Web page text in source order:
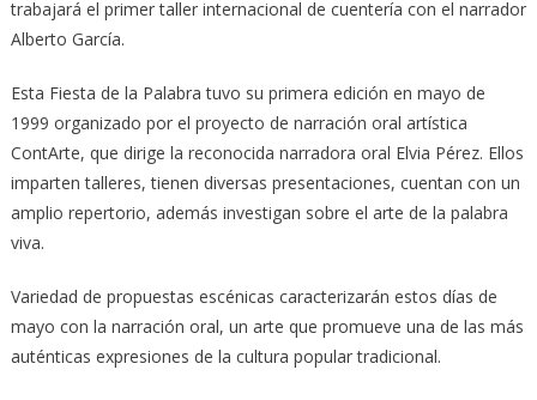
trabajará el primer taller internacional de cuentería con el narrador
Alberto García.
Esta Fiesta de la Palabra tuvo su primera edición en mayo de
1999 organizado por el proyecto de narración oral artística
ContArte, que dirige la reconocida narradora oral Elvia Pérez. Ellos
imparten talleres, tienen diversas presentaciones, cuentan con un
amplio repertorio, además investigan sobre el arte de la palabra
viva.
Variedad de propuestas escénicas caracterizarán estos días de
mayo con la narración oral, un arte que promueve una de las más
auténticas expresiones de la cultura popular tradicional.